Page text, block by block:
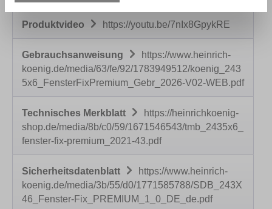
Produktvideo https://youtu.be/7nIx8GpykRE
Gebrauchsanweisung
https://www.heinrich-
koenig.de/media/63/fe/92/1783949512/koenig_243
5x6_FensterFixPremium_Gebr_2026-V02-WEB.pdf
Technisches Merkblatt
https://heinrichkoenig-
shop.de/media/8b/c0/59/1671546543/tmb_2435x6_
fenster-fix-premium_2021-43.pdf
Sicherheitsdatenblatt
https://www.heinrich-
koenig.de/media/3b/55/d0/1771585788/SDB_243X
46_Fenster-Fix_PREMIUM_1_0_DE_de.pdf